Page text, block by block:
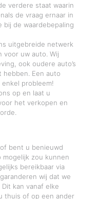
verdere staat waarin
de vraag ernaar in
bij de waardebepaling
uitgebreide netwerk
voor uw auto. Wij
ook oudere auto’s
Een auto
probleem!
op en laat u
het verkopen en
bent u benieuwd
zou kunnen
bereikbaar via
wij dat we
kan vanaf elke
thuis of op een ander